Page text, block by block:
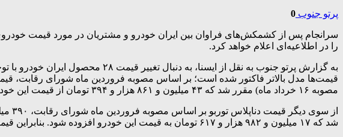
پرتو جنوب 0
سرانجام پس از کشمکش‌های فراوان بین ایران خودرو و مشتریان در مورد قیمت
را در اطلاعیه‌ای اعلام خواهد کرد.
به گزارش پرتو جنوب به نقل از
مصوبه ۱۶ خرداد ماه) مقرر شد که ۴۳ میلیون و ۸۶۱ هزار و ۳۹۴ تومان از قیمت این خودرو کاسته و قیمت نهایی این خودرو ۲۳۷ میلیون و ۵۷۶ هزار و ۴۴ تومان فاکتور شود.
شد که ۱۷ میلیون و ۹۸۲ هزار و ۶۱۷ تومان به قیمت این خودرو افزوده شود. بنابراین قیمت نهایی این خودرو ۴۰۸ میلیون و ۹۶۷ هزار و ۴۸۲ تومان نهایی می‌شود.